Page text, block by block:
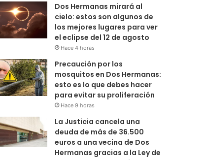
Dos Hermanas mirará al
cielo: estos son algunos de
los mejores lugares para ver
el eclipse del 12 de agosto
Hace 4 horas
Precaución por los
mosquitos en Dos Hermanas:
esto es lo que debes hacer
para evitar su proliferación
Hace 9 horas
La Justicia cancela una
deuda de más de 36.500
euros a una vecina de Dos
Hermanas gracias a la Ley de